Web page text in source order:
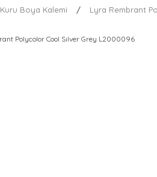
Kuru Boya Kalemi Lyra Rembrant